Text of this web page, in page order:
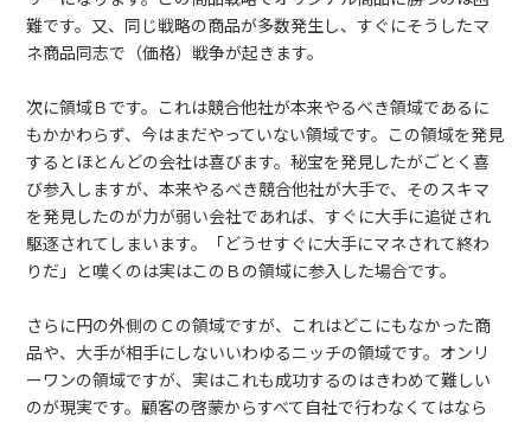
難です。又、同じ戦略の商品が多数発生し、すぐにそうしたマ
ネ商品同志で（価格）戦争が起きます。
次に領域Ｂです。これは競合他社が本来やるべき領域であるに
もかかわらず、今はまだやっていない領域です。この領域を発見
するとほとんどの会社は喜びます。秘宝を発見したがごとく喜
び参入しますが、本来やるべき競合他社が大手で、そのスキマ
を発見したのが力が弱い会社であれば、すぐに大手に追従され
駆逐されてしまいます。「どうせすぐに大手にマネされて終わ
りだ」と嘆くのは実はこのＢの領域に参入した場合です。
さらに円の外側のＣの領域ですが、これはどこにもなかった商
品や、大手が相手にしないいわゆるニッチの領域です。オンリ
ーワンの領域ですが、実はこれも成功するのはきわめて難しい
のが現実です。顧客の啓蒙からすべて自社で行わなくてはなら